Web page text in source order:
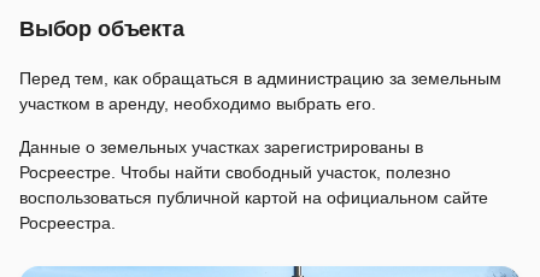
Выбор объекта
Перед тем, как обращаться в администрацию за земельным
участком в аренду, необходимо выбрать его.
Данные о земельных участках зарегистрированы в
Росреестре. Чтобы найти свободный участок, полезно
воспользоваться публичной картой на официальном сайте
Росреестра.